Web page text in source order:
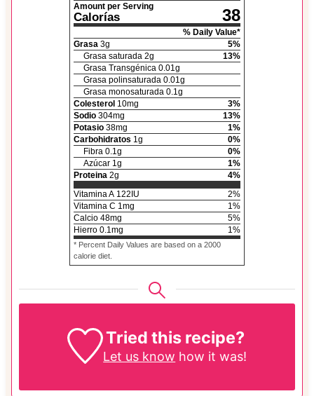
Amount per Serving
Calorías 38
% Daily Value*
Grasa 3g 5%
Grasa saturada 2g 13%
Grasa Transgénica 0.01 g
Grasa polinsaturada 0.01 g
Grasa monosaturada 0.1 g
Colesterol 10mg 3%
Sodio 304mg 13%
Potasio 38mg 1%
Carbohidratos 1 g 0%
Fibra 0.1 g 0%
Azúcar 1 g 1%
Proteina 2g 4%
Vitamina A 122IU 2%
Vitamina C 1 mg 1 %
Calcio 48mg 5%
Hierro 0.1 mg 1 %
* Percent Daily Values are based on a 2000
calorie diet.
Tried this recipe?
Let us know how it was!